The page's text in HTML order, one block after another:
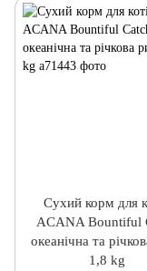
Сухий корм для
ACANA Bountiful
океанічна та
1,8 kg